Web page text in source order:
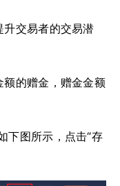
升交易者的交易潜
的赠金，赠金金额
下图所示，点击“存